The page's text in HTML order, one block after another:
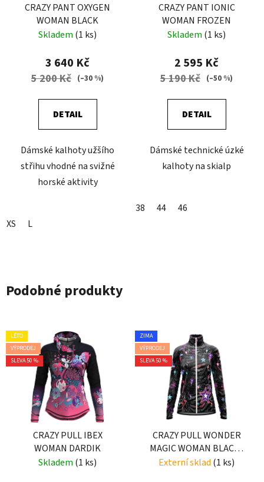
CRAZY PANT OXYGEN
WOMAN BLACK
Skladem (1 ks)
3 640 Kč
5 200 Kč (–30 %)
DETAIL
Dámské kalhoty užšího
střihu vhodné na svižné
horské aktivity
XS L
CRAZY PANT IONIC
WOMAN FROZEN
Skladem (1 ks)
2 595 Kč
5 190 Kč (–50 %)
DETAIL
Dámské technické úzké
kalhoty na skialp
38 44 46
Podobné produkty
LÉTO
VÝPRODEJ
SLEVA 50 %
CRAZY PULL IBEX
WOMAN DARDIK
Skladem (1 ks)
ZIMA
VÝPRODEJ
SLEVA 50 %
CRAZY PULL WONDER
MAGIC WOMAN BLACK-
ZEBRA
Externí sklad (1 ks)